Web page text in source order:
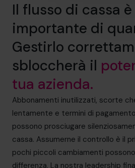
Il flusso di cassa
importante di
Gestirlo
sbloccherà il
tua azienda.
Abbonamenti inutilizzati, scorte
lentamente e termini di
possono prosciugare
cassa. Assumerne il controllo è il
pochi piccoli cambiamenti
differenza. La nostra leadership